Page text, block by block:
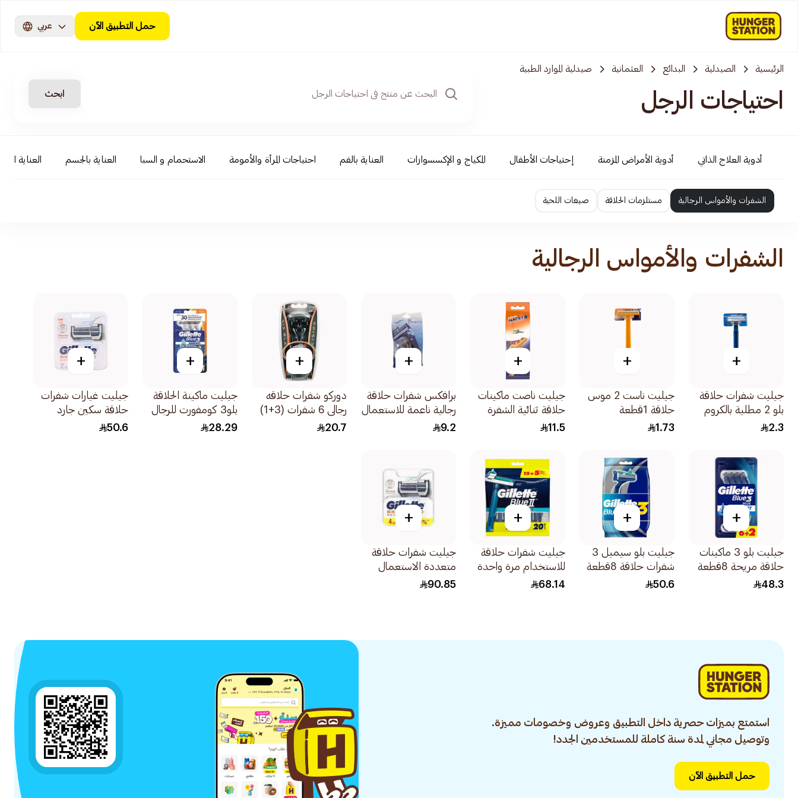
حمل التطبيق الآن عربي
الرئيسية الصيدلية البدائع العثمانية صيدلية الموارد الطبية
احتياجات الرجل ابحث
أدوية العلاج الذاتي أدوية الأمراض المزمنة إحتياجات الأطفال المكياج و الإكسسوارات العناية بالفم احتياجات المرأة والأمومة الاستحمام و السبا العناية بالجسم العناية
الشفرات والأمواس الرجالية مستلزمات الحلاقة صبغات اللحية
الشفرات والأمواس الرجالية
+
جيليت شفرات حلاقة
بلو 2 مطلية بالكروم
96قطعة
2.3
+
جيليت ناست 2 موس
حلاقة 1قطعة
1.73
+
جيليت ناصت ماكينات
حلاقة ثنائية الشفرة
5قطع
11.5
+
برافكس شفرات حلاقة
رجالية ناعمة للاستعمال
9.2
+
دوركو شفرات حلاقه
رجالي 6 شفرات (3+1)
10036 1قطعة
20.7
+
جيليت ماكينة الحلاقة
بلو3 كومفورت للرجال
3قطعة
28.29
+
جيليت غيارات شفرات
حلاقة سكين جارد
للبشرة الحساسة
50.6
+
جيليت بلو 3 ماكينات
حلاقة مريحة 8قطعة
48.3
+
جيليت بلو سيمبل 3
شفرات حلاقة 8قطعة
50.6
+
جيليت شفرات حلاقة
للاستخدام مرة واحدة
بلو 2 بلس 15قطعة
68.14
+
جيليت شفرات حلاقة
متعددة الاستعمال
سكن جارد للبشرة
90.85
استمتع بميزات حصرية داخل التطبيق وعروض وخصومات مميزة.
وتوصيل مجاني لمدة سنة كاملة للمستخدمين الجدد!
حمل التطبيق الآن